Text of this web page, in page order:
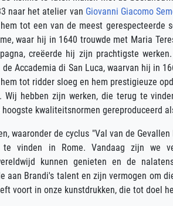
naar het atelier van Giovanni Giacomo
tot een van de meest
waar hij in 1640 trouwde met Maria
creëerde hij zijn prachtigste
de Accademia di San Luca, waarvan hij in
tot ridder sloeg en hem prestigieuze
Wij hebben zijn werken, die terug te
kwaliteitsnormen gereproduceerd
waaronder de cyclus "Val van de
te vinden in Rome. Vandaag zijn we
kunnen genieten en de
aan Brandi's talent en zijn vermogen om
voort in onze kunstdrukken, die tot doel